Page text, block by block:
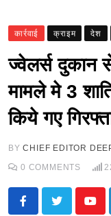
कार्रवाई क्राइम देश
ज्वेलर्स दुकान
मामले मे 3
किये गए
BYCHIEF EDITOR
0 COMMENTS